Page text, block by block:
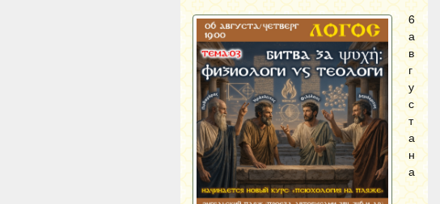
6
а
в
г
у
с
т
а
н
а